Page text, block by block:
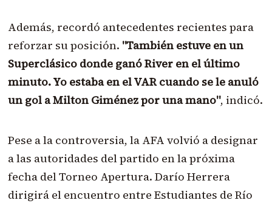
Además, recordó antecedentes recientes para
reforzar su posición. "También estuve en un
Superclásico donde ganó River en el último
minuto. Yo estaba en el VAR cuando se le anuló
un gol a Milton Giménez por una mano", indicó.
Pese a la controversia, la AFA volvió a designar
a las autoridades del partido en la próxima
fecha del Torneo Apertura. Darío Herrera
dirigirá el encuentro entre Estudiantes de Río